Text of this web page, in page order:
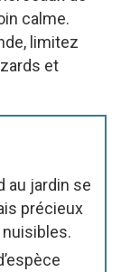
calme.
limitez
et
au jardin se
précieux